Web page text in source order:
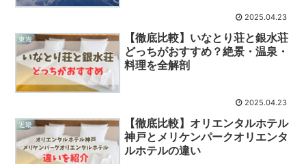
2025.04.23
東海
【徹底比較】いなとり荘と銀水荘
どっちがおすすめ？絶景・温泉・
料理を全解剖
2025.04.23
近畿
【徹底比較】オリエンタルホテル
神戸とメリケンパークオリエンタ
ルホテルの違い